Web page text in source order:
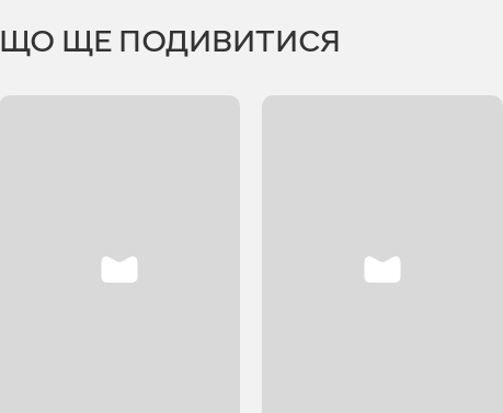
ЩО ЩЕ ПОДИВИТИСЯ